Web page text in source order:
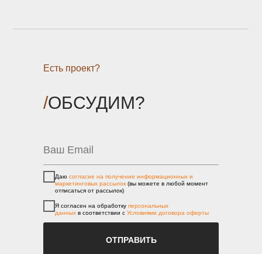
/ОБСУДИМ?
Есть проект?
Даю согласие на получение информационных и
маркетинговых рассылок (вы можете в любой момент
отписаться от рассылок)
Я согласен на обработку персональных
данных в соответствии с Условиями договора оферты
ОТПРАВИТЬ